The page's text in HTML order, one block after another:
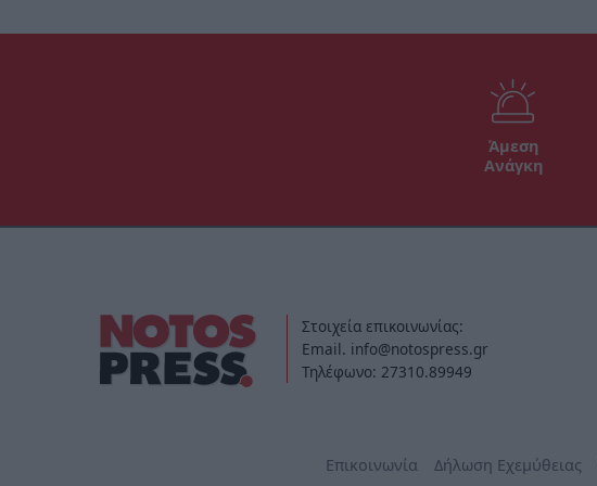
Άμεση
Ανάγκη
Στοιχεία επικοινωνίας:
Email. info@notospress.gr
Τηλέφωνο: 27310.89949
Επικοινωνία Δήλωση Εχεμύθειας